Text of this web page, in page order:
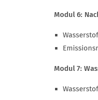
Modul 6:
Modul 7: